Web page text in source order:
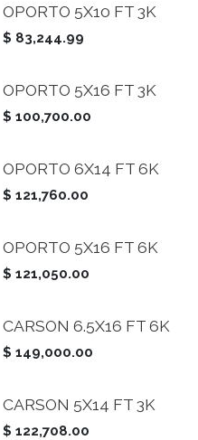
OPORTO 5X10 FT 3K
$ 83,244.99
OPORTO 5X16 FT 3K
$ 100,700.00
OPORTO 6X14 FT 6K
$ 121,760.00
OPORTO 5X16 FT 6K
$ 121,050.00
CARSON 6.5X16 FT 6K
$ 149,000.00
CARSON 5X14 FT 3K
$ 122,708.00